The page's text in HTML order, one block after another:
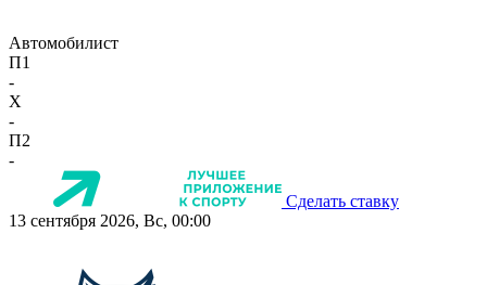
Автомобилист
П1
-
X
-
П2
-
Сделать ставку
13 сентября 2026, Вс, 00:00